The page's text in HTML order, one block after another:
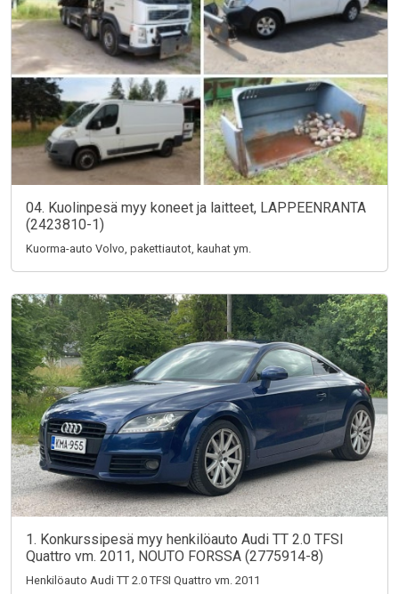
04. Kuolinpesä myy koneet ja laitteet, LAPPEENRANTA
(2423810-1)
Kuorma-auto Volvo, pakettiautot, kauhat ym.
1. Konkurssipesä myy henkilöauto Audi TT 2.0 TFSI
Quattro vm. 2011, NOUTO FORSSA (2775914-8)
Henkilöauto Audi TT 2.0 TFSI Quattro vm. 2011